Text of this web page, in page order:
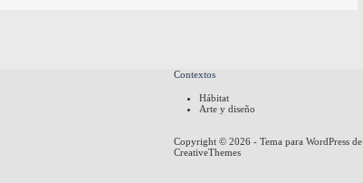
Contextos
Hábitat
Arte y diseño
Copyright © 2026 - Tema para WordPress de
CreativeThemes